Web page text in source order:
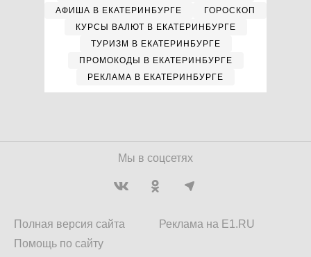
АФИША В ЕКАТЕРИНБУРГЕ
ГОРОСКОП
КУРСЫ ВАЛЮТ В ЕКАТЕРИНБУРГЕ
ТУРИЗМ В ЕКАТЕРИНБУРГЕ
ПРОМОКОДЫ В ЕКАТЕРИНБУРГЕ
РЕКЛАМА В ЕКАТЕРИНБУРГЕ
Мы в соцсетях
Полная версия сайта
Помощь по сайту
Реклама на E1.RU